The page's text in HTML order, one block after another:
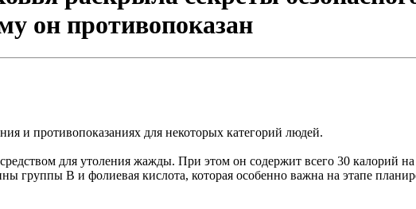
он противопоказан
и противопоказаниях для некоторых категорий людей.
для утоления жажды. При этом он содержит всего 30 калорий
группы В и фолиевая кислота, которая особенно важна на этапе